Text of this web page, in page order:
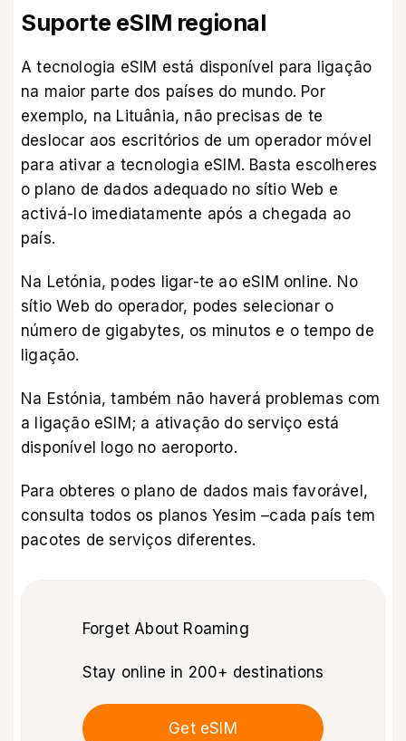
Suporte eSIM regional
A tecnologia eSIM está disponível para ligação
na maior parte dos países do mundo. Por
exemplo, na Lituânia, não precisas de te
deslocar aos escritórios de um operador móvel
para ativar a tecnologia eSIM. Basta escolheres
o plano de dados adequado no sítio Web e
activá-lo imediatamente após a chegada ao
país.
Na Letónia, podes ligar-te ao eSIM online. No
sítio Web do operador, podes selecionar o
número de gigabytes, os minutos e o tempo de
ligação.
Na Estónia, também não haverá problemas com
a ligação eSIM; a ativação do serviço está
disponível logo no aeroporto.
Para obteres o plano de dados mais favorável,
consulta todos os planos Yesim –cada país tem
pacotes de serviços diferentes.
Forget About Roaming
Stay online in 200+ destinations
Get eSIM